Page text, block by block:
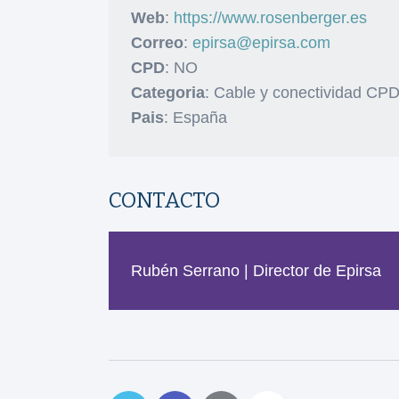
Web: https://www.rosenberger.es
Correo: epirsa@epirsa.com
CPD: NO
Categoria: Cable y conectividad CPD
Pais: España
CONTACTO
Rubén Serrano | Director de Epirsa